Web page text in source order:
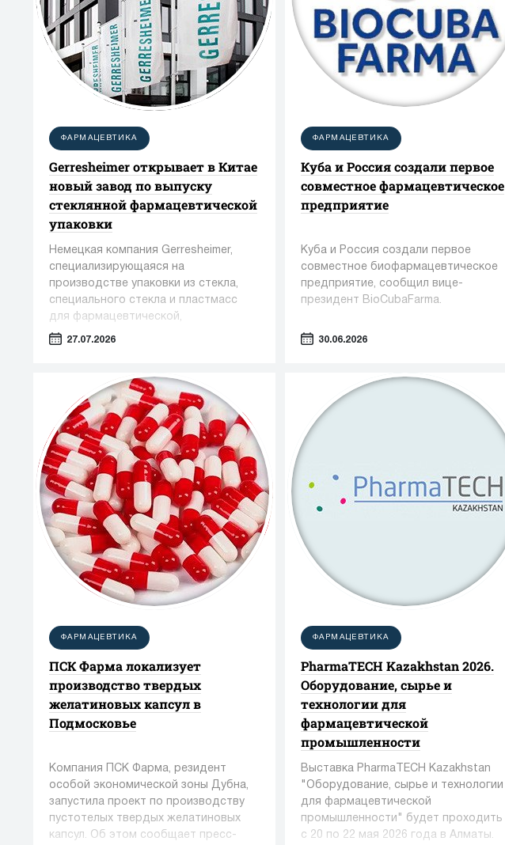
ФАРМАЦЕВТИКА
Gerresheimer открывает в Китае
новый завод по выпуску
стеклянной фармацевтической
упаковки
Немецкая компания Gerresheimer,
специализирующаяся на
производстве упаковки из стекла,
специального стекла и пластмасс
для фармацевтической,
косметической и пищевой
Чжэньцзяне (КНР)
27.07.2026
ФАРМАЦЕВТИКА
Куба и Россия создали первое
совместное фармацевтическое
предприятие
Куба и Россия создали первое
совместное биофармацевтическое
предприятие, сообщил вице-
президент BioCubaFarma.
30.06.2026
ФАРМАЦЕВТИКА
ПСК Фарма локализует
производство твердых
желатиновых капсул в
Подмосковье
Компания ПСК Фарма, резидент
особой экономической зоны Дубна,
запустила проект по производству
пустотелых твердых желатиновых
капсул. Об этом сообщает пресс-
ФАРМАЦЕВТИКА
PharmaTECH Kazakhstan 2026.
Оборудование, сырье и
технологии для
фармацевтической
промышленности
Выставка PharmaTECH Kazakhstan
"Оборудование, сырье и технологии
для фармацевтической
промышленности" будет проходить
с 20 по 22 мая 2026 года в Алматы.